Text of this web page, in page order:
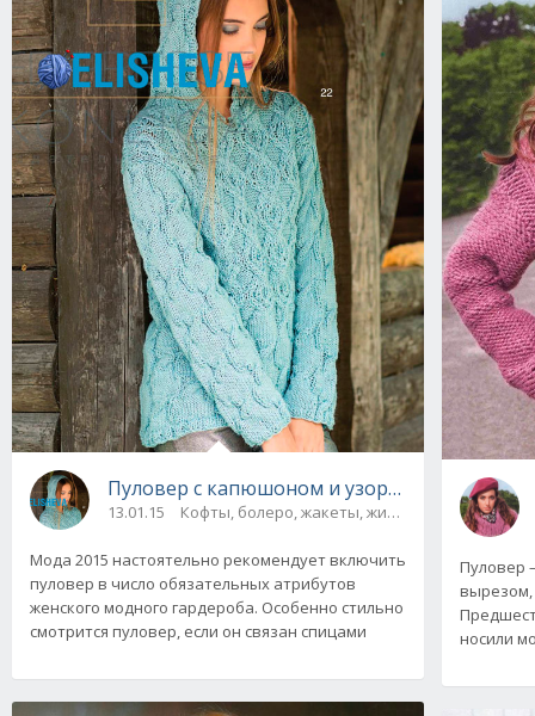
Пуловер с капюшоном и узорами "Mystery",
13.01.15 Кофты, болеро, жакеты, жилеты, пуловеры и
Мода 2015 настоятельно рекомендует включить
пуловер в число обязательных атрибутов
женского модного гардероба. Особенно стильно
смотрится пуловер, если он связан спицами
Пуловер
вырезом,
носили